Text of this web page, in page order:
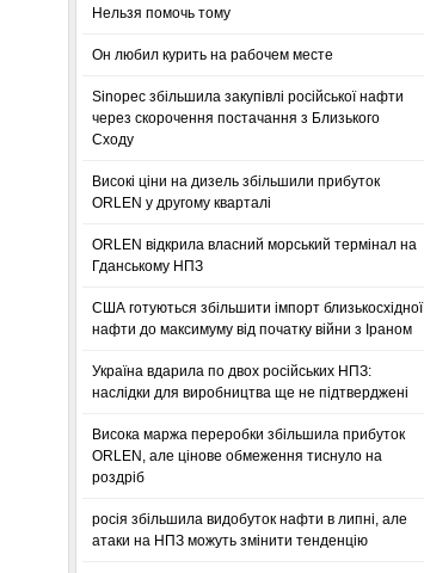
Нельзя помочь тому
Он любил курить на рабочем месте
Sinopec збільшила закупівлі російської нафти
через скорочення постачання з Близького
Сходу
Високі ціни на дизель збільшили прибуток
ORLEN у другому кварталі
ORLEN відкрила власний морський термінал на
Гданському НПЗ
США готуються збільшити імпорт близькосхідної
нафти до максимуму від початку війни з Іраном
Україна вдарила по двох російських НПЗ:
наслідки для виробництва ще не підтверджені
Висока маржа переробки збільшила прибуток
ORLEN, але цінове обмеження тиснуло на
роздріб
росія збільшила видобуток нафти в липні, але
атаки на НПЗ можуть змінити тенденцію